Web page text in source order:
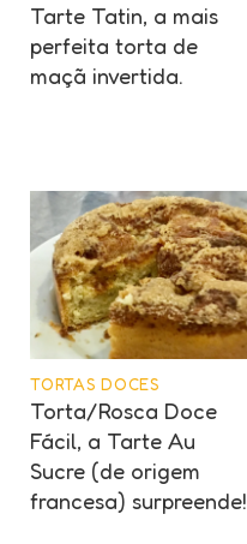
Tarte Tatin, a mais
perfeita torta de
maçã invertida.
TORTAS DOCES
Torta/Rosca Doce
Fácil, a Tarte Au
Sucre (de origem
francesa) surpreende!